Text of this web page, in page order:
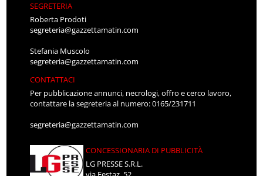
Roberta Prodoti
segreteria@gazzettamatin.com
Stefania Muscolo
segreteria@gazzettamatin.com
CONTATTACI
Per pubblicazione annunci, necrologi, offro e cerco lavoro,
contattare la segreteria al numero: 0165/231711
segreteria@gazzettamatin.com
LG PRESSE S.R.L.
via Festaz, 52
11100 AOSTA